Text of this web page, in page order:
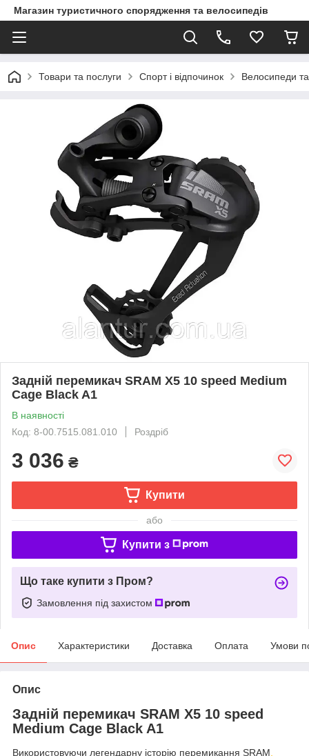
Магазин туристичного спорядження та велосипедів
Товари та послуги Спорт і відпочинок Велосипеди
Задній перемикач SRAM X5 10 speed Medium
Cage Black A1
В наявності
Код: 8-00.7515.081.010
Роздріб
3 036 ₴
Купити
або
Купити з
Що таке купити з Пром?
Замовлення під захистом
Опис Характеристики Доставка Оплата Умови
Опис
Задній перемикач SRAM X5 10 speed
Medium Cage Black A1
Використовуючи легендарну історію перемикання SRAM,